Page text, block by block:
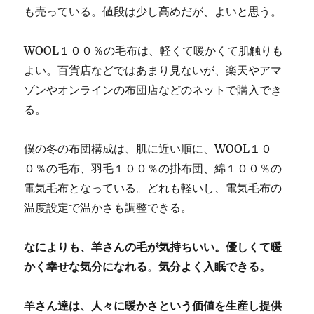
も売っている。値段は少し高めだが、よいと思う。
WOOL１００％の毛布は、軽くて暖かくて肌触りも
よい。百貨店などではあまり見ないが、楽天やアマ
ゾンやオンラインの布団店などのネットで購入でき
る。
僕の冬の布団構成は、肌に近い順に、WOOL１０
０％の毛布、羽毛１００％の掛布団、綿１００％の
電気毛布となっている。どれも軽いし、電気毛布の
温度設定で温かさも調整できる。
なによりも、羊さんの毛が気持ちいい。優しくて暖
かく幸せな気分になれる。気分よく入眠できる。
羊さん達は、人々に暖かさという価値を生産し提供